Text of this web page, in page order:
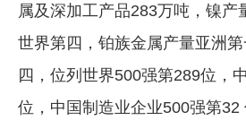
属及深加工产品283万吨，镍产
世界第四，铂族金属产量亚洲
四，位列世界500强第289位，
位，中国制造业企业500强第32